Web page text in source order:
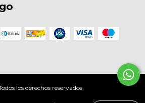
los derechos reservados.